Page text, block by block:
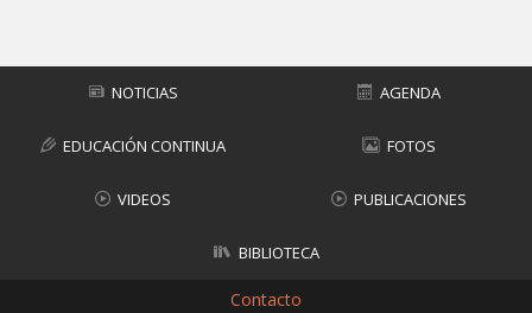
NOTICIAS AGENDA
EDUCACIÓN CONTINUA FOTOS
VIDEOS PUBLICACIONES
BIBLIOTECA
Contacto